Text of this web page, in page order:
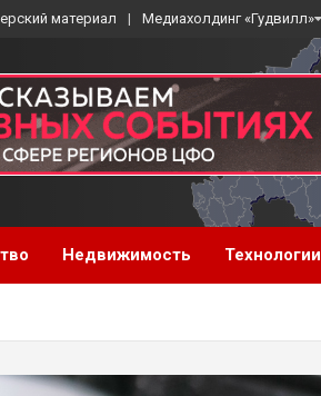
материал Медиахолдинг «Гудвилл»
Недвижимость Технологии